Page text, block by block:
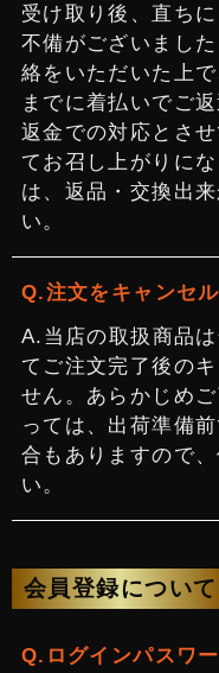
受け取り後、直ち
不備がございまし
絡をいただいた上
までに着払いでご
返金での対応とさ
てお召し上がりに
は、返品・交換出
い。
注文をキャンセ
当店の取扱商品
てご注文完了後の
せん。あらかじめ
っては、出荷準備
合もありますので
い。
会員登録について
ログインパスワ